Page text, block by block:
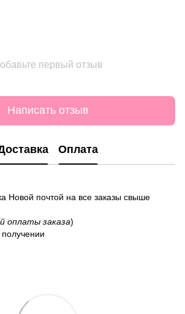
первый отзыв
Написать отзыв
Оплата
Новой почтой на все заказы свыше
оплаты заказа)